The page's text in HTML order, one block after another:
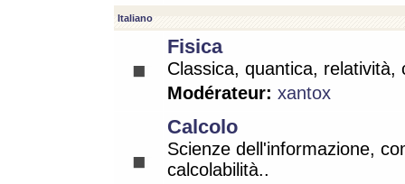
Italiano
Fisica
Classica, quantica, relatività,
Modérateur: xantox
Calcolo
Scienze dell'informazione,
calcolabilità..